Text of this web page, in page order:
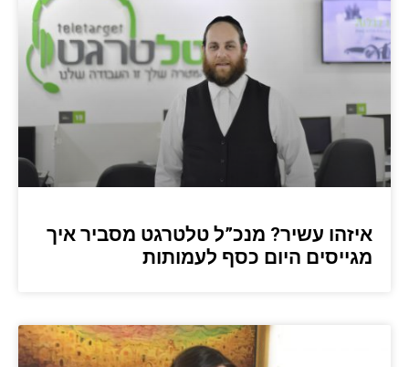
איזהו עשיר? מנכ”ל טלטרגט מסביר איך
מגייסים היום כסף לעמותות